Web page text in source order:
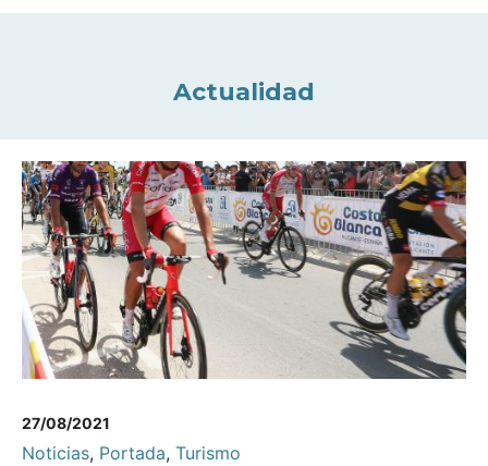
Actualidad
27/08/2021
Noticias, Portada, Turismo